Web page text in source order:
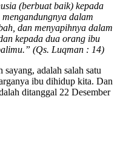
(berbuat baik) kepada
dalam
dan menyapihnya dalam
kepada dua orang ibu
(Qs. Luqman : 14)
adalah salah satu
ibu dihidup kita. Dan
ditanggal 22 Desember